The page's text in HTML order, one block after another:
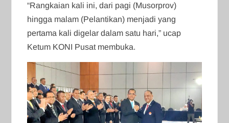
“Rangkaian kali ini, dari pagi (Musorprov)
hingga malam (Pelantikan) menjadi yang
pertama kali digelar dalam satu hari,” ucap
Ketum KONI Pusat membuka.